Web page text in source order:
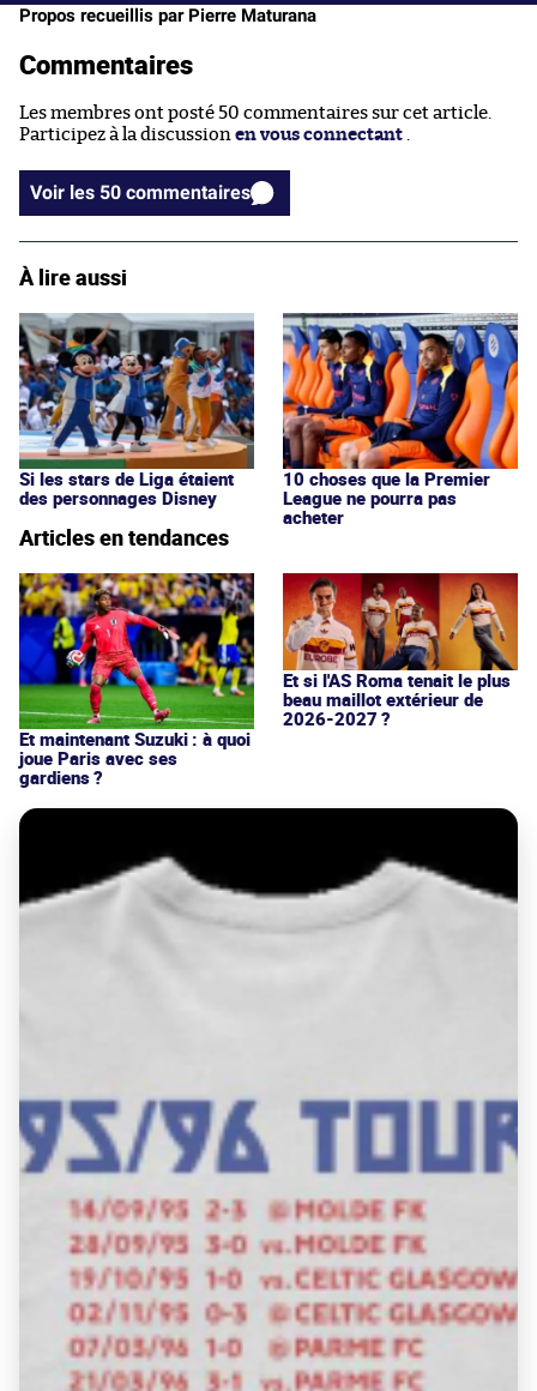
Propos recueillis par Pierre Maturana
Commentaires
Les membres ont posté 50 commentaires sur cet article.
Participez à la discussion en vous connectant
Voir les 50 commentaires
À lire aussi
Si les stars de Liga étaient
des personnages Disney
10 choses que la Premier
League ne pourra pas
acheter
Articles en tendances
Et maintenant Suzuki : à quoi
joue Paris avec ses
gardiens ?
Et si l'AS Roma tenait le plus
beau maillot extérieur de
2026-2027 ?